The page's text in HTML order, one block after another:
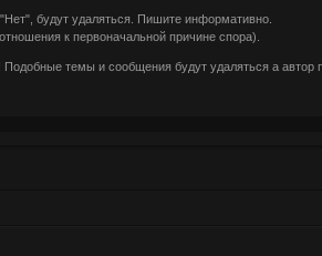
будут удаляться. Пишите информативно.
к первоначальной причине спора).
темы и сообщения будут удаляться а автор